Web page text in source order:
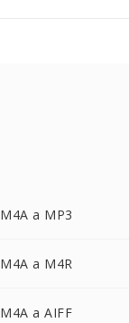
M4A a MP3
M4A a M4R
M4A a AIFF